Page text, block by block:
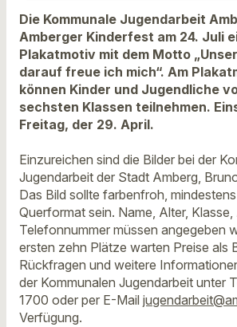
Die Kommunale Jugendarbeit
Amberger Kinderfest am 24. Juli
Plakatmotiv mit dem Motto
darauf freue ich mich“. Am
können Kinder und Jugendliche
sechsten Klassen teilnehmen.
Freitag, der 29. April.
Einzureichen sind die Bilder bei der
Jugendarbeit der Stadt Amberg,
Das Bild sollte farbenfroh,
Querformat sein. Name, Alter,
Telefonnummer müssen angegeben
ersten zehn Plätze warten Preise als
Rückfragen und weitere
der Kommunalen Jugendarbeit unter
1700 oder per E-Mail
Verfügung.